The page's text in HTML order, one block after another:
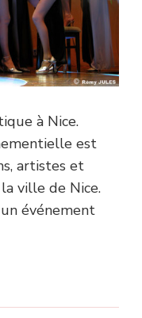
à Nice.
est
artistes et
ville de Nice.
événement